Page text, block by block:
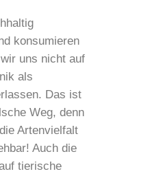
konsumieren
uns nicht auf
als
Das ist
Weg, denn
Artenvielfalt
Auch die
tierische